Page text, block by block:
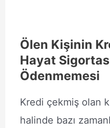
Ölen Kişinin
Hayat
Ödenmemesi
Kredi çekmiş olan
halinde bazı